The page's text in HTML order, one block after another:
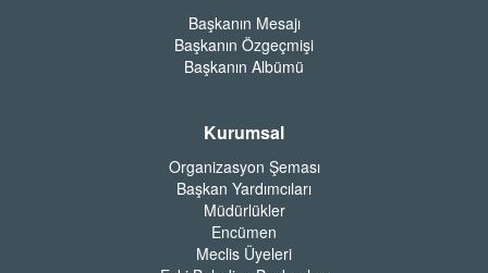
Başkanın Mesajı
Başkanın Özgeçmişi
Başkanın Albümü
Kurumsal
Organizasyon Şeması
Başkan Yardımcıları
Müdürlükler
Encümen
Meclis Üyeleri